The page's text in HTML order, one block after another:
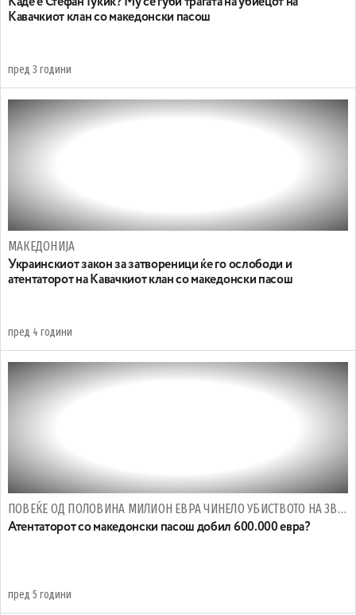
Кавачкиот клан со македонски пасош
пред 3 години
МАКЕДОНИЈА
Украинскиот закон за затвореници ќе го ослободи и
атентаторот на Кавачкиот клан со македонски пасош
пред 4 години
ПОВЕЌЕ ОД ПОЛОВИНА МИЛИОН ЕВРА ЧИНЕЛО УБИСТВОТО НА ЗВИЦЕР
Атентаторот со македонски пасош добил 600.000 евра?
пред 5 години